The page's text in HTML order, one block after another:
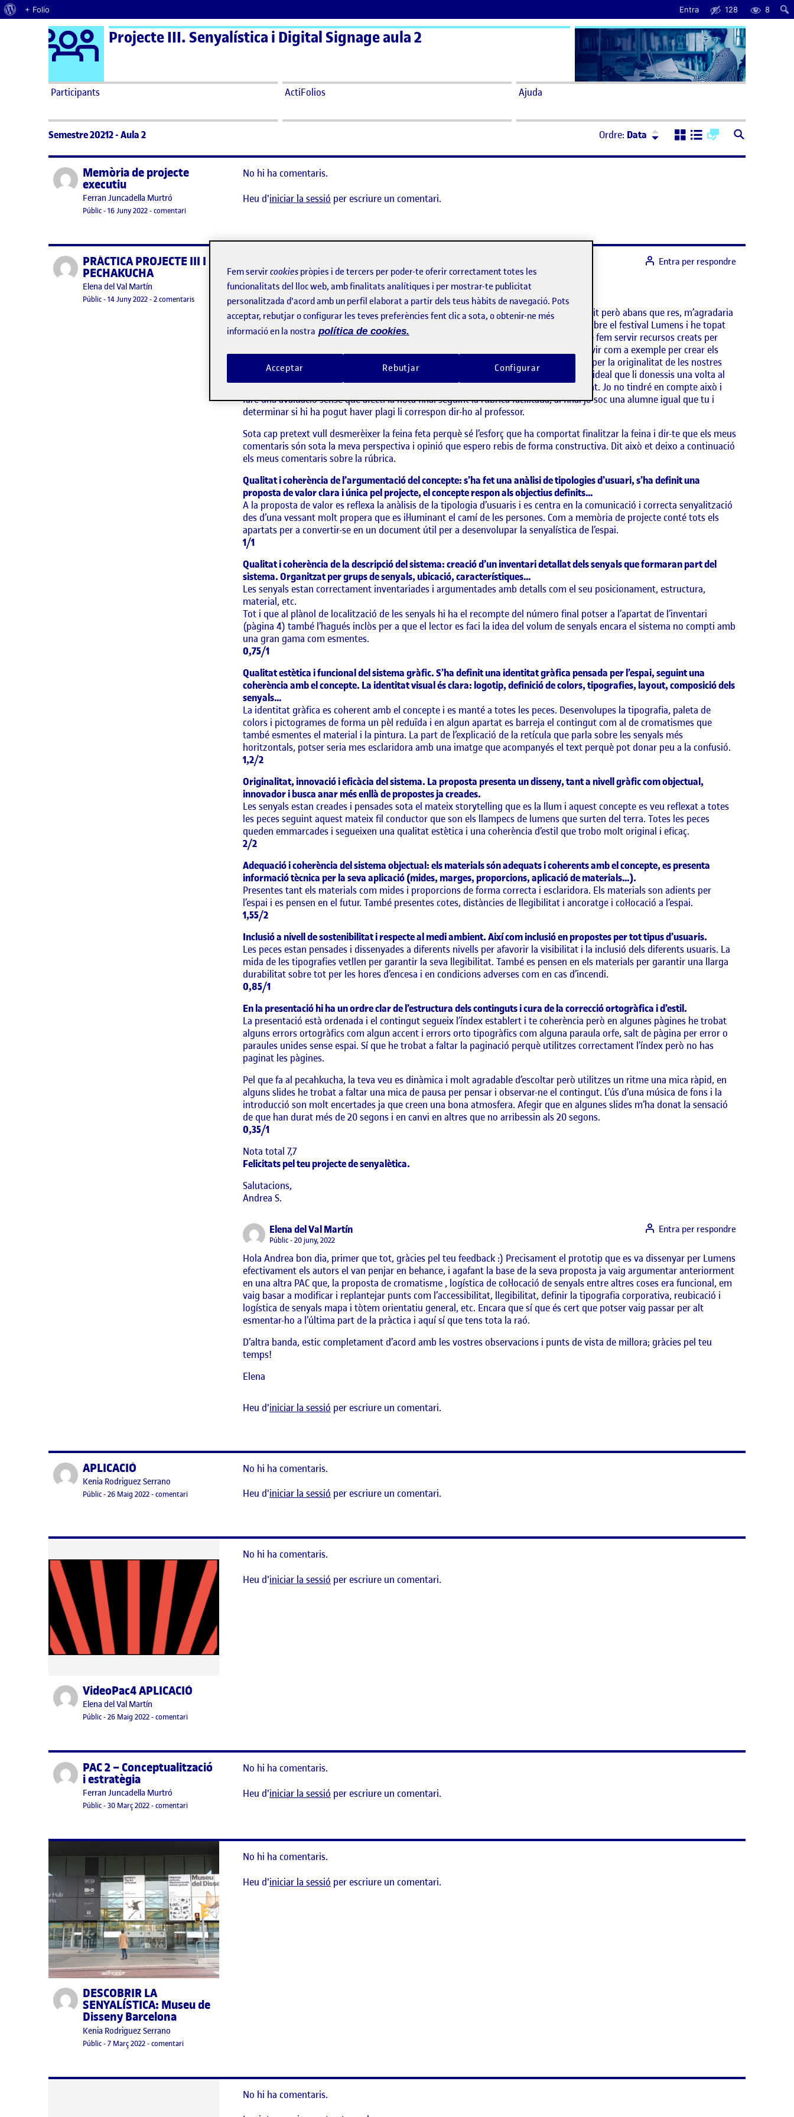
Quant al WordPress
+ Folio Entra 128 8
Saltar al contingut Logo Ágora
Projecte III. Senyalística i Digital Signage aula 2
Participants ActiFolios Ajuda
Semestre 20212 - Aula 2 Ordre: Data Ordre: Descendent
Publicat perMemòria de projecte
executiu
Publicat per
Ferran Juncadella Murtró
Visibilitat:
Públic-Data de publicació
16 Juny 2022-comentariel Memòria de projecte executiu
No hi ha comentaris.
Heu d'iniciar la sessió per escriure un comentari.
Publicat perPRÀCTICA PROJECTE III I
PECHAKUCHA
Publicat per
Elena del Val Martín
Visibilitat:
Públic-Data de publicació
14 Juny 2022-2 comentarisa PRÀCTICA PROJECTE III I PECHAKUCHA
Visibilitat:
Públic 19 juny, 2022
Hola Elena,
Abans que res vull felicitar-te per haver arribat fins al final i entregat el treball amb èxit però abans que res, m’agradaria
que sàpigues que mentre llegia el teu treball, he tingut curiositat per saber-ne més sobre el festival Lumens i he topat
amb un treball d’una altre artista molt igual al teu a Behance. Sovint es inevitable que fem servir recursos creats per
terceres persones, ja sigui per nodrir la nostre feina com per inspirar-nos o fer-los servir com a exemple per crear els
nostres propis projectes. Com a futurs dissenyadors que som i serem, hem de vetllar per la originalitat de les nostres
produccions i malauradament, penso que en una de les peces gràfiques hagués sigut ideal que li donessis una volta al
resultat final i l’haguessis resolt de manera diferent i no tant igual a la que m’he trobat. Jo no tindré en compte això i
faré una avaluació sense que afecti la nota final seguint la rúbrica facilitada, al final jo soc una alumne igual que tu i
determinar si hi ha pogut haver plagi li correspon dir-ho al professor.
Sota cap pretext vull desmerèixer la feina feta perquè sé l’esforç que ha comportat finalitzar la feina i dir-te que els meus
comentaris són sota la meva perspectiva i opinió que espero rebis de forma constructiva. Dit això et deixo a continuació
els meus comentaris sobre la rúbrica.
Qualitat i coherència de l’argumentació del concepte: s’ha fet una anàlisi de tipologies d’usuari, s’ha definit una
proposta de valor clara i única pel projecte, el concepte respon als objectius definits…
A la proposta de valor es reflexa la anàlisis de la tipologia d’usuaris i es centra en la comunicació i correcta senyalització
des d’una vessant molt propera que es il·luminant el camí de les persones. Com a memòria de projecte conté tots els
apartats per a convertir-se en un document útil per a desenvolupar la senyalística de l’espai.
1/1
Qualitat i coherència de la descripció del sistema: creació d’un inventari detallat dels senyals que formaran part del
sistema. Organitzat per grups de senyals, ubicació, característiques…
Les senyals estan correctament inventariades i argumentades amb detalls com el seu posicionament, estructura,
material, etc.
Tot i que al plànol de localització de les senyals hi ha el recompte del número final potser a l’apartat de l’inventari
(pàgina 4) també l’hagués inclòs per a que el lector es faci la idea del volum de senyals encara el sistema no compti amb
una gran gama com esmentes.
0,75/1
Qualitat estètica i funcional del sistema gràfic. S’ha definit una identitat gràfica pensada per l’espai, seguint una
coherència amb el concepte. La identitat visual és clara: logotip, definició de colors, tipografies, layout, composició dels
senyals…
La identitat gràfica es coherent amb el concepte i es manté a totes les peces. Desenvolupes la tipografia, paleta de
colors i pictogrames de forma un pèl reduïda i en algun apartat es barreja el contingut com al de cromatismes que
també esmentes el material i la pintura. La part de l’explicació de la retícula que parla sobre les senyals més
horitzontals, potser seria mes esclaridora amb una imatge que acompanyés el text perquè pot donar peu a la confusió.
1,2/2
Originalitat, innovació i eficàcia del sistema. La proposta presenta un disseny, tant a nivell gràfic com objectual,
innovador i busca anar més enllà de propostes ja creades.
Les senyals estan creades i pensades sota el mateix storytelling que es la llum i aquest concepte es veu reflexat a totes
les peces seguint aquest mateix fil conductor que son els llampecs de lumens que surten del terra. Totes les peces
queden emmarcades i segueixen una qualitat estètica i una coherència d’estil que trobo molt original i eficaç.
2/2
Adequació i coherència del sistema objectual: els materials són adequats i coherents amb el concepte, es presenta
informació tècnica per la seva aplicació (mides, marges, proporcions, aplicació de materials…).
Presentes tant els materials com mides i proporcions de forma correcta i esclaridora. Els materials son adients per
l’espai i es pensen en el futur. També presentes cotes, distàncies de llegibilitat i ancoratge i col·locació a l’espai.
1,55/2
Inclusió a nivell de sostenibilitat i respecte al medi ambient. Així com inclusió en propostes per tot tipus d’usuaris.
Les peces estan pensades i dissenyades a diferents nivells per afavorir la visibilitat i la inclusió dels diferents usuaris. La
mida de les tipografies vetllen per garantir la seva llegibilitat. També es pensen en els materials per garantir una llarga
durabilitat sobre tot per les hores d’encesa i en condicions adverses com en cas d’incendi.
0,85/1
En la presentació hi ha un ordre clar de l’estructura dels continguts i cura de la correcció ortogràfica i d’estil.
La presentació està ordenada i el contingut segueix l’índex establert i te coherència però en algunes pàgines he trobat
alguns errors ortogràfics com algun accent i errors orto tipogràfics com alguna paraula orfe, salt de pàgina per error o
paraules unides sense espai. Sí que he trobat a faltar la paginació perquè utilitzes correctament l’índex però no has
paginat les pàgines.
Pel que fa al pecahkucha, la teva veu es dinàmica i molt agradable d’escoltar però utilitzes un ritme una mica ràpid, en
alguns slides he trobat a faltar una mica de pausa per pensar i observar-ne el contingut. L’ús d’una música de fons i la
introducció son molt encertades ja que creen una bona atmosfera. Afegir que en algunes slides m’ha donat la sensació
de que han durat més de 20 segons i en canvi en altres que no arribessin als 20 segons.
0,35/1
Nota total 7,7
Felicitats pel teu projecte de senyalètica.
Salutacions,
Andrea S.
Entra per respondre
Elena del Val Martínsays:
Visibilitat:
Públic 20 juny, 2022
Hola Andrea bon dia, primer que tot, gràcies pel teu feedback :) Precisament el prototip que es va dissenyar per Lumens
efectivament els autors el van penjar en behance, i agafant la base de la seva proposta ja vaig argumentar anteriorment
en una altra PAC que, la proposta de cromatisme , logística de col·locació de senyals entre altres coses era funcional, em
vaig basar a modificar i replantejar punts com l’accessibilitat, llegibilitat, definir la tipografia corporativa, reubicació i
logística de senyals mapa i tòtem orientatiu general, etc. Encara que sí que és cert que potser vaig passar per alt
esmentar-ho a l’última part de la pràctica i aquí sí que tens tota la raó.
D’altra banda, estic completament d’acord amb les vostres observacions i punts de vista de millora; gràcies pel teu
temps!
Elena
Entra per respondre
Heu d'iniciar la sessió per escriure un comentari.
Publicat perAPLICACIÓ
Publicat per
Kenia Rodriguez Serrano
Visibilitat:
Públic-Data de publicació
26 Maig 202227 maig, 2022 8:49 pm
-comentariel APLICACIÓ
No hi ha comentaris.
Heu d'iniciar la sessió per escriure un comentari.
Publicat perVideoPac4 APLICACIÓ
Publicat per
Elena del Val Martín
Visibilitat:
Públic-Data de publicació
26 Maig 2022-comentariel VideoPac4 APLICACIÓ
No hi ha comentaris.
Heu d'iniciar la sessió per escriure un comentari.
Publicat perPAC 2 – Conceptualització
i estratègia
Publicat per
Ferran Juncadella Murtró
Visibilitat:
Públic-Data de publicació
30 Març 2022-comentariel PAC 2 – Conceptualització i estratègia
No hi ha comentaris.
Heu d'iniciar la sessió per escriure un comentari.
Publicat perDESCOBRIR LA
SENYALÍSTICA: Museu de
Disseny Barcelona
Publicat per
Kenia Rodriguez Serrano
Visibilitat:
Públic-Data de publicació
7 Març 2022-comentariel DESCOBRIR LA SENYALÍSTICA: Museu de Disseny Barcelona
No hi ha comentaris.
Heu d'iniciar la sessió per escriure un comentari.
No hi ha comentaris.
Fem servircookies pròpies i de tercers per poder-te oferir correctament totes les
funcionalitats del lloc web, amb finalitats analítiques i per mostrar-te publicitat
personalitzada d'acord amb un perfil elaborat a partir dels teus hàbits de navegació. Pots
acceptar, rebutjar o configurar les teves preferències fent clic a sota, o obtenir-ne més
informació en la nostra política de cookies.
Rebutjar
Acceptar Configurar